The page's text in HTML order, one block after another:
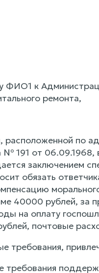
ФИО1 к
ремонта,
по
191 от 06.09.1968,
заключением
обязать
40000 рублей, за
на оплату
почтовые
требования,